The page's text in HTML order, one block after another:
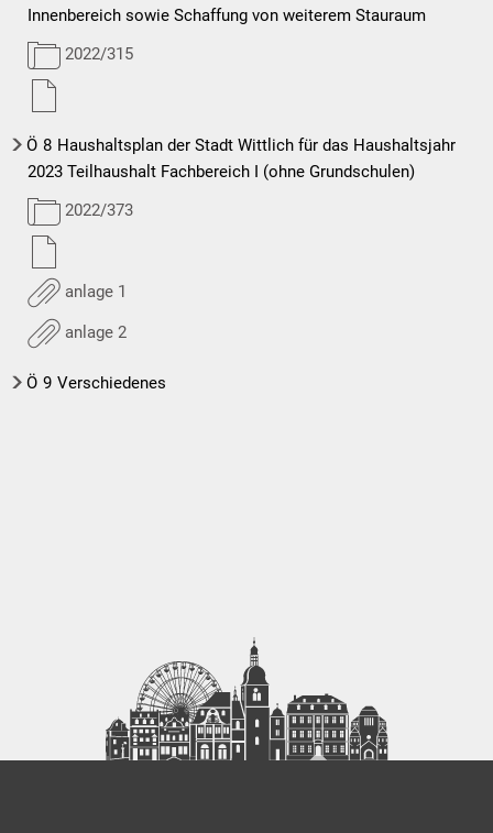
Innenbereich sowie Schaffung von weiterem Stauraum
2022/315
Ö 8 Haushaltsplan der Stadt Wittlich für das Haushaltsjahr
2023 Teilhaushalt Fachbereich I (ohne Grundschulen)
2022/373
anlage 1
anlage 2
Ö 9 Verschiedenes